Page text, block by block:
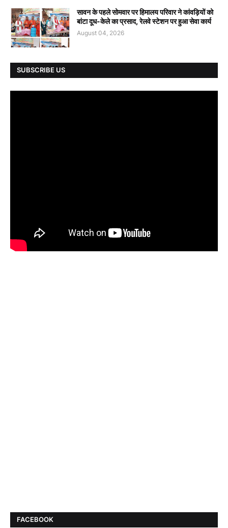
सावन के पहले सोमवार पर हिमालय परिवार ने कांवड़ियों को
बांटा दूध-केले का प्रसाद, रेलवे स्टेशन पर हुआ सेवा कार्य
August 04, 2026
SUBSCRIBE US
FACEBOOK